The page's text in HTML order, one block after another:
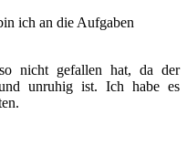
ich an die Aufgaben
nicht gefallen hat, da der
unruhig ist. Ich habe es